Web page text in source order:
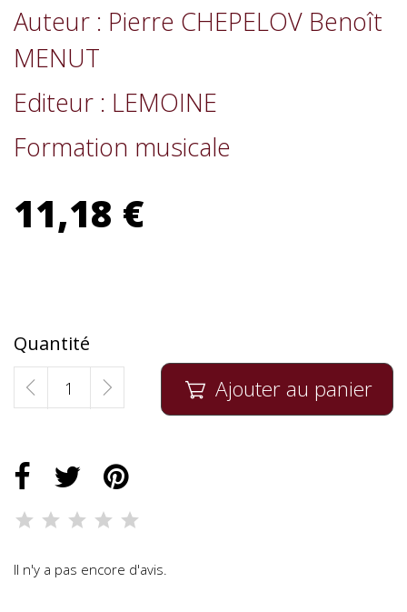
Auteur : Pierre CHEPELOV Benoît
MENUT
Editeur : LEMOINE
Formation musicale
11,18 €
Quantité
 Ajouter au panier
Il n'y a pas encore d'avis.